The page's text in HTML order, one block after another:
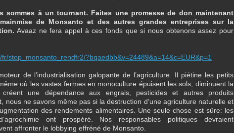
sommes à un tournant. Faites une promesse de don maintenant
de Monsanto et des autres grandes entreprises sur la
Avaaz ne fera appel à ces fonds que si nous obtenons assez pour
stop_monsanto_rendfr2/?bqaedbb&v=24489&a=14&c=EUR&p=1
de l’industrialisation galopante de l’agriculture. Il piétine les petits
où les vastes fermes en monoculture épuisent les sols, diminuent la
une dépendance aux engrais, pesticides et autres produits
nous ne savons même pas si la destruction d’une agriculture naturelle et
des rendements alimentaires. Une seule chose est sûre: les
ont prospéré. Nos responsables politiques devraient
affronter le lobbying effréné de Monsanto.